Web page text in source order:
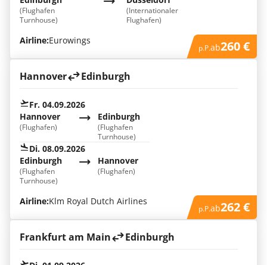
(Internationaler
Flughafen)
(Flughafen
Turnhouse)
Airline:Eurowings
p.P.ab260 €
Hannover Edinburgh
Fr. 04.09.2026
Hannover
(Flughafen)
Edinburgh
(Flughafen
Turnhouse)
Di. 08.09.2026
Hannover
(Flughafen)
Edinburgh
(Flughafen
Turnhouse)
Airline:Klm Royal Dutch Airlines
p.P.ab262 €
Frankfurt am Main Edinburgh